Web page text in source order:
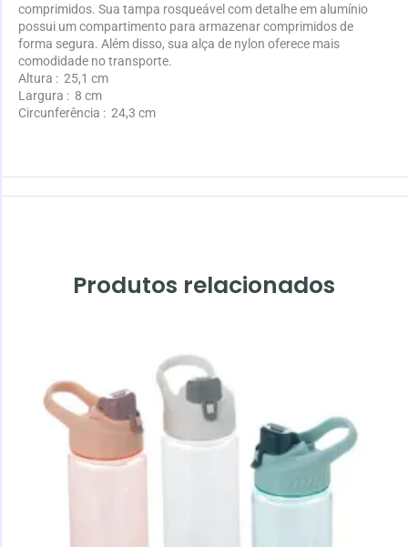
comprimidos. Sua tampa rosqueável com detalhe em alumínio
possui um compartimento para armazenar comprimidos de
forma segura. Além disso, sua alça de nylon oferece mais
comodidade no transporte.
Altura : 25,1 cm
Largura : 8 cm
Circunferência : 24,3 cm
Produtos relacionados